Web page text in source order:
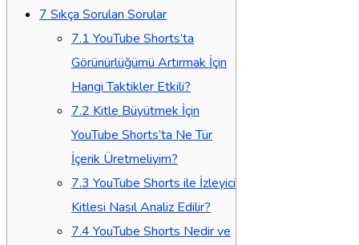
7 Sıkça Sorulan Sorular
7.1 YouTube Shorts’ta
Görünürlüğümü Artırmak İçin
Hangi Taktikler Etkili?
7.2 Kitle Büyütmek İçin
YouTube Shorts’ta Ne Tür
İçerik Üretmeliyim?
7.3 YouTube Shorts ile İzleyici
Kitlesi Nasıl Analiz Edilir?
7.4 YouTube Shorts Nedir ve